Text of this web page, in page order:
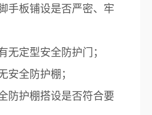
手板铺设是否严密、牢
无定型安全防护门；
安全防护棚；
防护棚搭设是否符合要